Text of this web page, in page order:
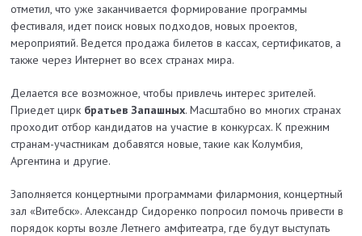
отметил, что уже заканчивается формирование программы
фестиваля, идет поиск новых подходов, новых проектов,
мероприятий. Ведется продажа билетов в кассах, сертификатов, а
также через Интернет во всех странах мира.
Делается все возможное, чтобы привлечь интерес зрителей.
Приедет цирк братьев Запашных. Масштабно во многих странах
проходит отбор кандидатов на участие в конкурсах. К прежним
странам-­участникам добавятся новые, такие как Колумбия,
Аргентина и другие.
Заполняется концертными программами филармония, концертный
зал «Витебск». Александр Сидоренко попросил помочь привести в
порядок корты возле Летнего амфитеатра, где будут выступать